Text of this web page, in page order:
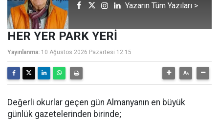
Yazarın Tüm Yazıları >
HER YER PARK YERİ
Yayınlanma: 10 Ağustos 2026 Pazartesi 12:15
Değerli okurlar geçen gün Almanyanın en büyük
günlük gazetelerinden birinde;